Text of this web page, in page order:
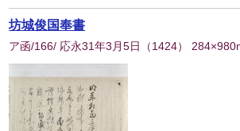
坊城俊国奉書
ア函/166/ 応永31年3月5日 （1424）